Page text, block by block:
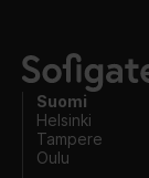
Suomi
Helsinki
Tampere
Oulu